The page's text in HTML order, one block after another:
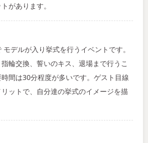
があります。
デルが入り挙式を行うイベントです。
輪交換、誓いのキス、退場まで行うこ
間は30分程度が多いです。ゲスト目線
ットで、自分達の挙式のイメージを描